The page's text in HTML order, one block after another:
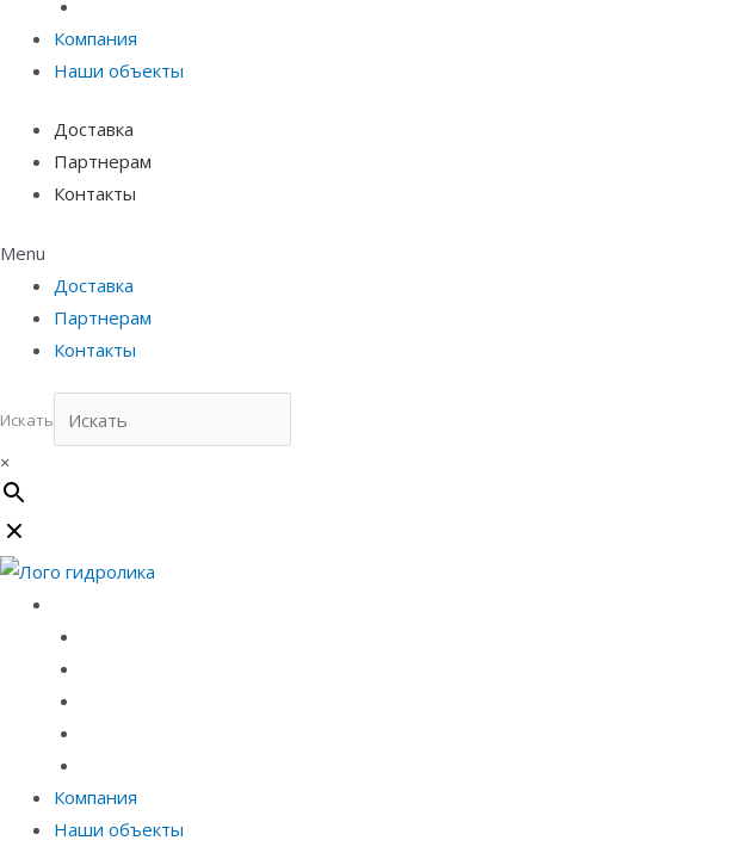
Компания
Наши объекты
Доставка
Партнерам
Контакты
Menu
Доставка
Партнерам
Контакты
Искать
×
Компания
Наши объекты